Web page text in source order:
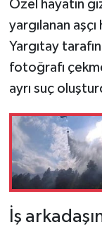
Özel hayatın
yargılanan
Yargıtay
fotoğrafı
ayrı suç
İş
Çevre
Okul